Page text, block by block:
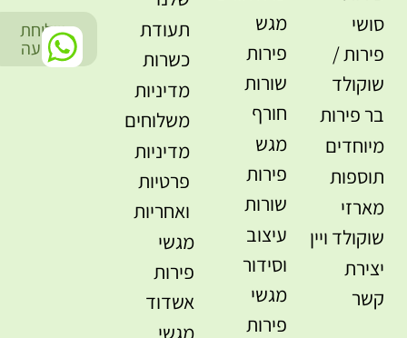
סושי
פירות /
שוקולד
בר פירות
מיוחדים
תוספות
מארזי
שוקולד ויין
יצירת
קשר
מגש
פירות
שורות
חורף
מגש
פירות
שורות
עיצוב
וסידור
מגשי
פירות
תעודת
כשרות
מדיניות
משלוחים
מדיניות
פרטיות
ואחריות
מגשי
פירות
אשדוד
מגשי
שליחת
הודעה